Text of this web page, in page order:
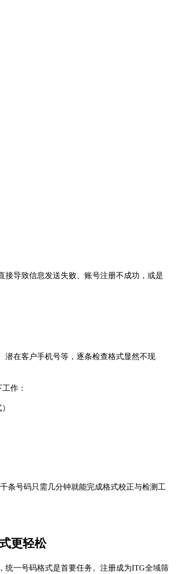
接导致信息发送失败、账号注册不成功，或是
潜在客户手机号等，逐条检查格式显然不现
作：
条号码只需几分钟就能完成格式校正与检测工
更轻松
统一号码格式是首要任务。注册成为ITG全域筛